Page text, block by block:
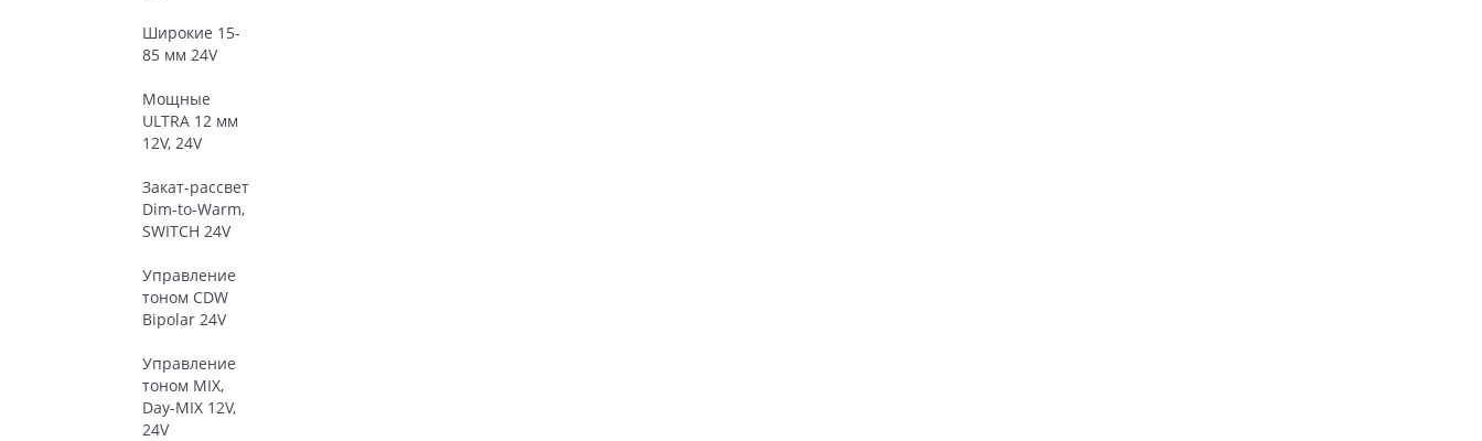
Широкие 15-
85 мм 24V
Мощные
ULTRA 12 мм
12V, 24V
Закат-рассвет
Dim-to-Warm,
SWITCH 24V
Управление
тоном CDW
Bipolar 24V
Управление
тоном MIX,
Day-MIX 12V,
24V